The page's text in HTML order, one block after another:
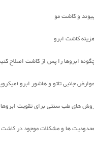
و کاشت مو
کاشت ابرو
ابروها را پس از کاشت اصلاح
جانبی تاتو و هاشور ابرو
های طب سنتی برای تقویت ابروها
ها و مشکلات موجود در کاشت